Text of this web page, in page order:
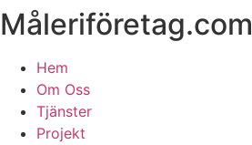
Skip
to
content
Måleriföretag.com
Hem
Om Oss
Tjänster
Projekt